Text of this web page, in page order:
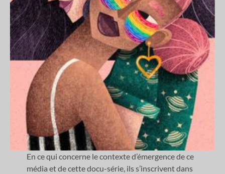
En ce qui concerne le contexte d’émergence de ce
média et de cette docu-série, ils s’inscrivent dans